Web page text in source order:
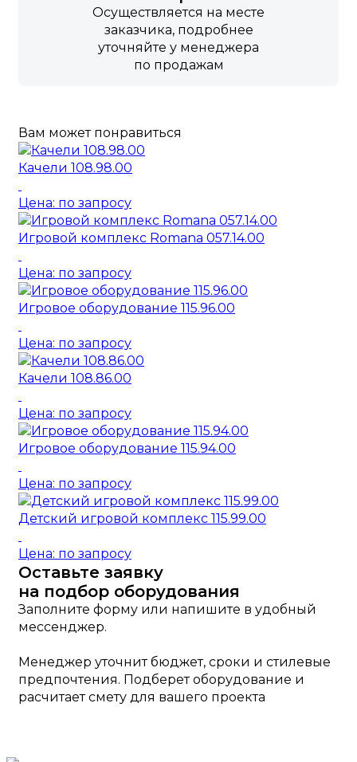
Осуществляется на месте
заказчика, подробнее
уточняйте у менеджера
по продажам
Вам может понравиться
Качели 108.98.00
Цена: по запросу
Игровой комплекс Romana 057.14.00
Цена: по запросу
Игровое оборудование 115.96.00
Цена: по запросу
Качели 108.86.00
Цена: по запросу
Игровое оборудование 115.94.00
Цена: по запросу
Детский игровой комплекс 115.99.00
Цена: по запросу
Оставьте заявку
на подбор оборудования
Заполните форму или напишите в удобный
мессенджер.
Менеджер уточнит бюджет, сроки и стилевые
предпочтения. Подберет оборудование и
расчитает смету для вашего проекта